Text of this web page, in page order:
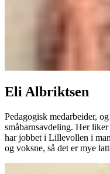
Eli Albriktsen
Pedagogisk medarbeider,
småbarnsavdeling. Her
har jobbet i Lillevollen i
og voksne, så det er mye